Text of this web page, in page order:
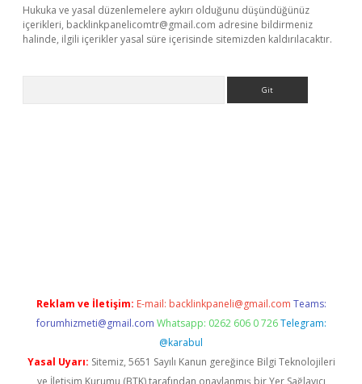
Hukuka ve yasal düzenlemelere aykırı olduğunu düşündüğünüz
içerikleri, backlinkpanelicomtr@gmail.com adresine bildirmeniz
halinde, ilgili içerikler yasal süre içerisinde sitemizden kaldırılacaktır.
Reklam ve İletişim: E-mail: backlinkpaneli@gmail.com Teams:
forumhizmeti@gmail.com Whatsapp: 0262 606 0 726 Telegram:
@karabul
Yasal Uyarı: Sitemiz, 5651 Sayılı Kanun gereğince Bilgi Teknolojileri
ve İletişim Kurumu (BTK) tarafından onaylanmış bir Yer Sağlayıcı